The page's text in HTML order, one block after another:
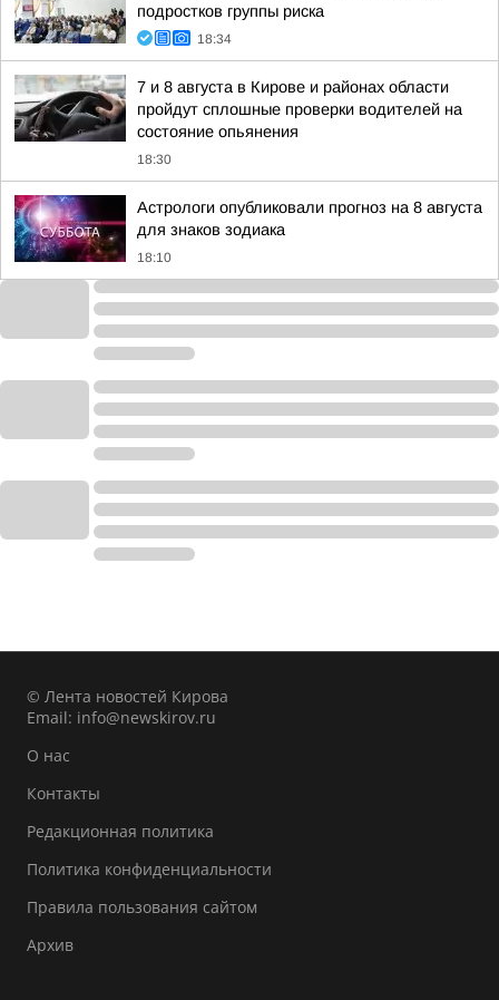
подростков группы риска
18:34
7 и 8 августа в Кирове и районах области
пройдут сплошные проверки водителей на
состояние опьянения
18:30
Астрологи опубликовали прогноз на 8 августа
для знаков зодиака
18:10
© Лента новостей Кирова
Email: info@newskirov.ru
О нас
Контакты
Редакционная политика
Политика конфиденциальности
Правила пользования сайтом
Архив